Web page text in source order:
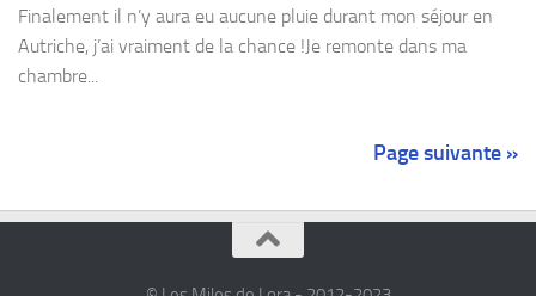
Finalement il n’y aura eu aucune pluie durant mon séjour en
Autriche, j’ai vraiment de la chance !Je remonte dans ma
chambre...
Page suivante »